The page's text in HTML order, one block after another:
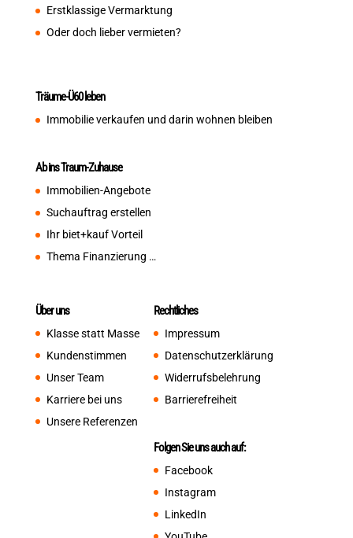
Erstklassige Vermarktung
Oder doch lieber vermieten?
Träume-Ü60 leben
Immobilie verkaufen und darin wohnen bleiben
Ab ins Traum-Zuhause
Immobilien-Angebote
Suchauftrag erstellen
Ihr biet+kauf Vorteil
Thema Finanzierung …
Über uns
Klasse statt Masse
Kundenstimmen
Unser Team
Karriere bei uns
Unsere Referenzen
Rechtliches
Impressum
Datenschutzerklärung
Widerrufsbelehrung
Barrierefreiheit
Folgen Sie uns auch auf:
Facebook
Instagram
LinkedIn